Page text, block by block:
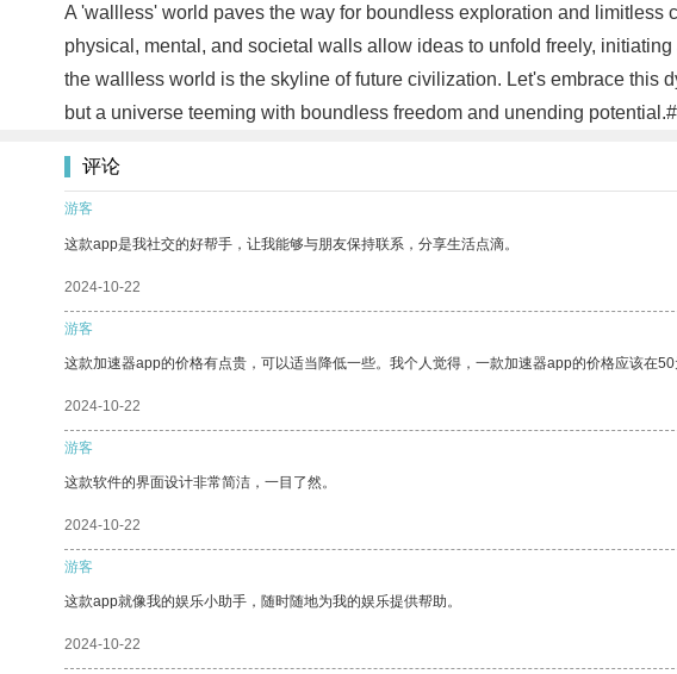
A 'wallless' world paves the way for boundless exploration and limitless
physical, mental, and societal walls allow ideas to unfold freely,
the wallless world is the skyline of future civilization. Let's embrace this
but a universe teeming with boundless freedom and unending
评论
游客
这款app是我社交的好帮手，让我能够与朋友保持联系，分享生活点滴。
2024-10-22
游客
这款加速器app的价格有点贵，可以适当降低一些。我个人觉得，一款加速器app的价格应该在50
2024-10-22
游客
这款软件的界面设计非常简洁，一目了然。
2024-10-22
游客
这款app就像我的娱乐小助手，随时随地为我的娱乐提供帮助。
2024-10-22